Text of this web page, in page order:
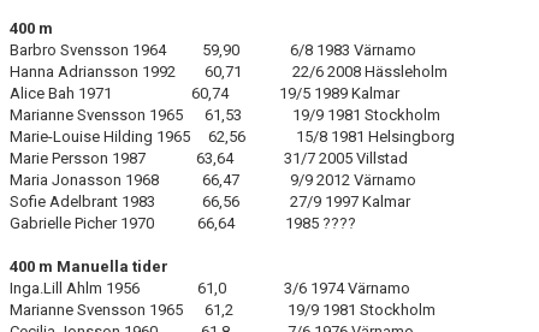
400 m
Barbro Svensson 1964 59,90 6/8 1983 Värnamo
Hanna Adriansson 1992 60,71 22/6 2008 Hässleholm
Alice Bah 1971 60,74 19/5 1989 Kalmar
Marianne Svensson 1965 61,53 19/9 1981 Stockholm
Marie-Louise Hilding 1965 62,56 15/8 1981 Helsingborg
Marie Persson 1987 63,64 31/7 2005 Villstad
Maria Jonasson 1968 66,47 9/9 2012 Värnamo
Sofie Adelbrant 1983 66,56 27/9 1997 Kalmar
Gabrielle Picher 1970 66,64 1985 ????
400 m Manuella tider
Inga.Lill Ahlm 1956 61,0 3/6 1974 Värnamo
Marianne Svensson 1965 61,2 19/9 1981 Stockholm